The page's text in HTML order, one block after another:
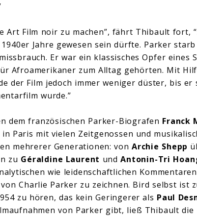
Art Film noir zu machen”, fährt Thibault fort,
Jahre gewesen sein dürfte. Parker
Er war ein klassisches Opfer eines
Afroamerikaner zum Alltag gehörten. Mit
der Film jedoch immer weniger düster, bis er
wurde.”
dem französischen Parker-Biografen Franck
in Paris mit vielen Zeitgenossen und
mehrerer Generationen: vonArchie Shepp
zu Géraldine Laurent und Antonin-Tri
wie leidenschaftlichen
Charlie Parker zu zeichnen. Bird selbst ist
zu hören, das kein Geringerer als Paul
von Parker gibt, ließ Thibault die